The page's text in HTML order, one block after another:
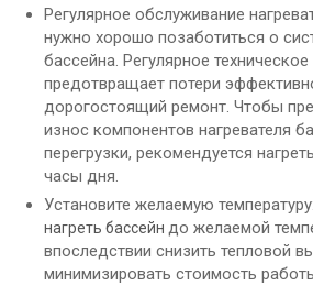
Регулярное обслуживание
нужно хорошо позаботиться о
бассейна. Регулярное
предотвращает потери
дорогостоящий ремонт. Чтобы
износ компонентов нагревателя
перегрузки, рекомендуется
часы дня.
Установите желаемую
нагреть бассейн до желаемой
впоследствии снизить тепловой
минимизировать стоимость